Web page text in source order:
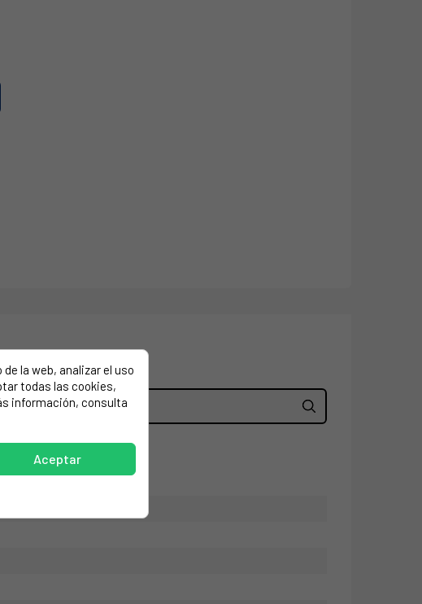
letras.
la web, analizar el uso
todas las cookies,
información, consulta
Aceptar